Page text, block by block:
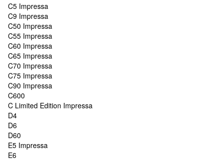
C5 Impressa
C9 Impressa
C50 Impressa
C55 Impressa
C60 Impressa
C65 Impressa
C70 Impressa
C75 Impressa
C90 Impressa
C600
C Limited Edition Impressa
D4
D6
D60
E5 Impressa
E6